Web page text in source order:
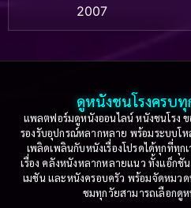
Based on a True
Based on
Betrayal
Biography
2007
2003
2001
1999
1997
1995
1993
ดูหนังชนโรงครบทุ
แพลตฟอร์มดูหนังออนไลน์ หนังชนโรง ข
รองรับอุปกรณ์หลากหลาย พร้อมระบบโ
เพลิดเพลินกับหนังเรื่องโปรดได้ทุกที่ทุก
เรื่อง คลังหนังหลากหลายแนว ทั้งแอ็กชั
เมชัน และหนังครอบครัว พร้อมจัดหมว
ชมทุกวัยสามารถเลือกดู